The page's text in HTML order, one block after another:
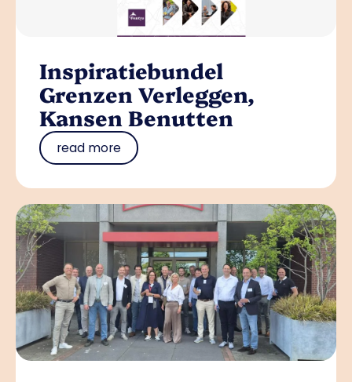
Inspiratiebundel
Grenzen Verleggen,
Kansen Benutten
read more